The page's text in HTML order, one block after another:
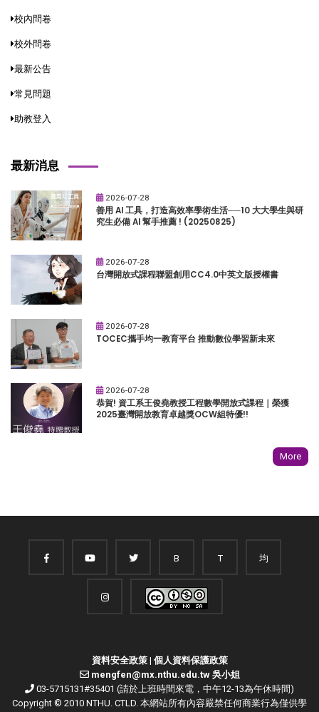
校內問卷
校外問卷
最新公告
常見問題
助教登入
最新消息
2026-07-28
善用 AI 工具，打造高效率學術生活──10 大大學生與研
究生必備 AI 幫手推薦 ! (20250825)
2026-07-28
台灣開放式課程聯盟創用CC4.0中英文版授權書
2026-07-28
TOCEC攜手均一教育平台 推動數位學習新未來
2026-07-28
恭賀! 資工系王俊堯教授工程數學開放式課程｜榮獲
2025臺灣開放教育卓越獎OCW組特優!!
More
B T 均
資料安全政策| 個人資料保護政策
mengfen@mx.nthu.edu.tw 吳小姐
03-5715131#35401 (請於上班時間來電，中午12-13為午休時間)
Copyright © 2010 NTHU. CTLD. 本網站所有內容嚴禁任何商業行為僅供學